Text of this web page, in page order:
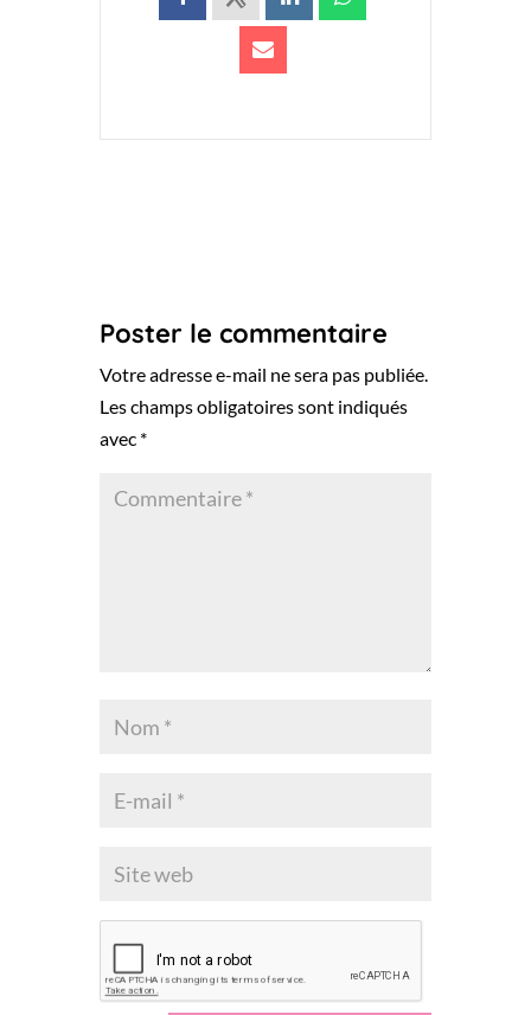
Poster le commentaire
Votre adresse e-mail ne sera pas publiée.
Les champs obligatoires sont indiqués
avec *